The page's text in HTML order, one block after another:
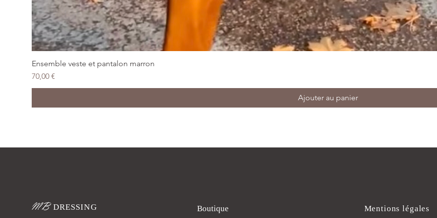
Ensemble veste et pantalon marron
Prix
70,00 €
Ajouter au panier
MB DRESSING Boutique Mentions légales